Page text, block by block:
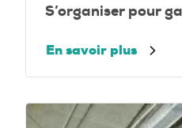
S’organiser pour
En savoir plus